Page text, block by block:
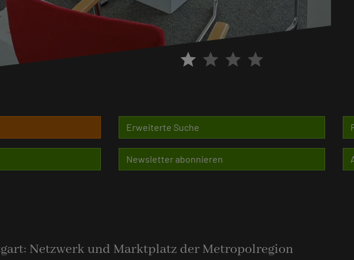
star star star star
Erweiterte Suche
Newsletter abonnieren
Netzwerk und Marktplatz der Metropolregion